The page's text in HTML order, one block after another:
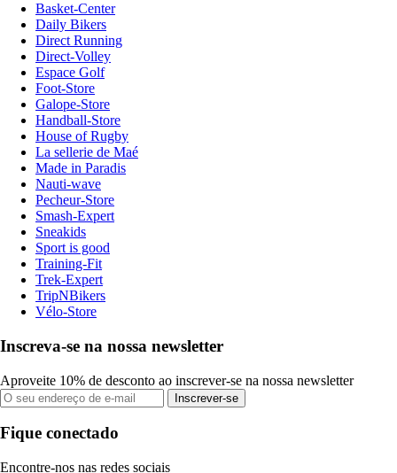
Basket-Center
Daily Bikers
Direct Running
Direct-Volley
Espace Golf
Foot-Store
Galope-Store
Handball-Store
House of Rugby
La sellerie de Maé
Made in Paradis
Nauti-wave
Pecheur-Store
Smash-Expert
Sneakids
Sport is good
Training-Fit
Trek-Expert
TripNBikers
Vélo-Store
Inscreva-se na nossa newsletter
Aproveite 10% de desconto ao inscrever-se na nossa newsletter
Inscrever-se
Fique conectado
Encontre-nos nas redes sociais